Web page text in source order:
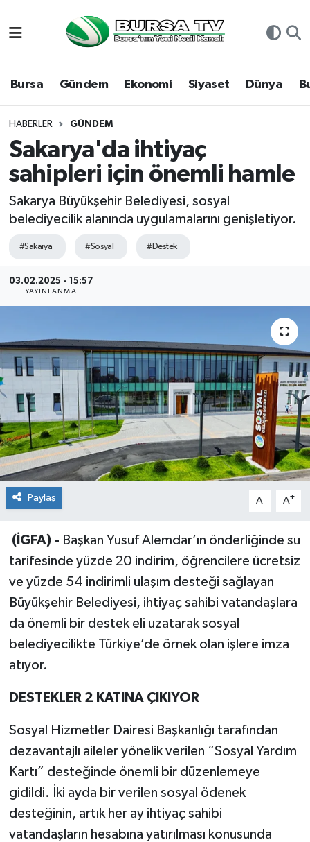
Bursa Gündem Ekonomi Siyaset Dünya
HABERLER GÜNDEM
Sakarya'da ihtiyaç
sahipleri için önemli hamle
Sakarya Büyükşehir Belediyesi, sosyal
belediyecilik alanında uygulamalarını genişletiyor.
#Sakarya #Sosyal #Destek
03.02.2025 - 15:57
YAYINLANMA
Paylaş A- A+
(İGFA) - Başkan Yusuf Alemdar’ın önderliğinde su
tarifesinde yüzde 20 indirim, öğrencilere ücretsiz
ve yüzde 54 indirimli ulaşım desteği sağlayan
Büyükşehir Belediyesi, ihtiyaç sahibi vatandaşlara
da önemli bir destek eli uzatarak sosyal
belediyecilikte Türkiye’de örnek olan işlere imza
atıyor.
DESTEKLER 2 KATINA ÇIKIYOR
Sosyal Hizmetler Dairesi Başkanlığı tarafından
dezavantajlı aileler yönelik verilen “Sosyal Yardım
Kartı” desteğinde önemli bir düzenlemeye
gidildi. İki ayda bir verilen sosyal ödenek
desteğinin, artık her ay ihtiyaç sahibi
vatandaşların hesabına yatırılması konusunda
Bursa
Dünya
Eğitim
Ekonomi
Genel
Siyaset
Spor
Teknoloji
Türkiye
Hava Durumu
Namaz Vakitleri
Trafik Durumu
Süper Lig Puan Durumu ve Fikstür
Tüm Manşetler